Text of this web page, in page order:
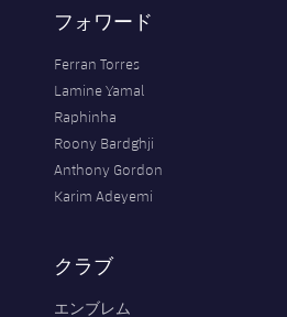
フォワード
Ferran Torres
Lamine Yamal
Raphinha
Roony Bardghji
Anthony Gordon
Karim Adeyemi
クラブ
エンブレム